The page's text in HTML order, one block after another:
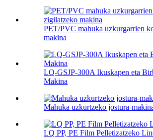
PET/PVC mahuka uzkurgarrien
makina
LQ-GSJP-300A Ikuskapen eta
Makina
Mahuka uzkurtzeko jostura-
LQ PP, PE Film Pelletizatzeko